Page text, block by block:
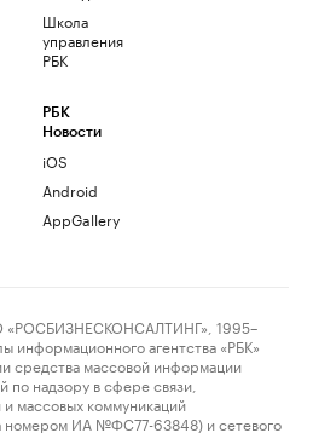
Школа
управления
РБК
РБК
Новости
iOS
Android
AppGallery
1995–
агентства «РБК»
средства массовой информации
надзору в сфере связи,
массовых коммуникаций
номером ИА №ФС77-63848) и сетевого